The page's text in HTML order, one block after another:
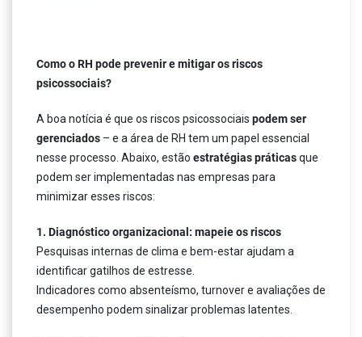
Como o RH pode prevenir e mitigar os riscos
psicossociais?
A boa notícia é que os riscos psicossociais podem ser
gerenciados – e a área de RH tem um papel essencial
nesse processo. Abaixo, estão estratégias práticasque
podem ser implementadas nas empresas para
minimizar esses riscos:
1. Diagnóstico organizacional: mapeie os riscos
Pesquisas internas de clima e bem-estar ajudam a
identificar gatilhos de estresse.
Indicadores como absenteísmo, turnover e avaliações de
desempenho podem sinalizar problemas latentes.